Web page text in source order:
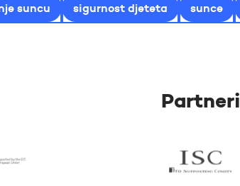
suncu sigurnost djeteta sunce
Partneri